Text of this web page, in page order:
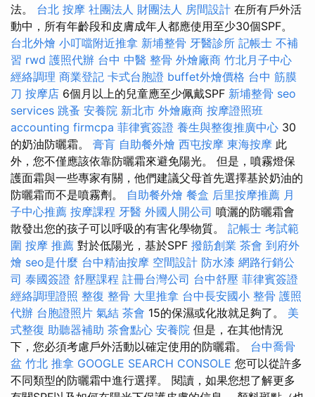
法。 台北 按摩 社團法人 財團法人 房間設計 在所有戶外活
動中，所有年齡段和皮膚成年人都應使用至少30個SPF。
台北外燴 小叮噹附近推拿 新埔整骨 牙醫診所 記帳士 不補
習 rwd 護照代辦 台中 中醫 整骨 外燴廠商 竹北月子中心
經絡調理 商業登記 卡式台胞證 buffet外燴價格 台中 筋膜
刀 按摩店 6個月以上的兒童應至少佩戴SPF 新埔整骨 seo
services 跳蚤 安養院 新北市 外燴廠商 按摩證照班
accounting firmcpa 菲律賓簽證 養生與整復推廣中心 30
的奶油防曬霜。 膏肓 自助餐外燴 西屯按摩 東海按摩 此
外，您不僅應該依靠防曬霜來避免陽光。 但是，噴霧燈保
護面霜與一些專家有關，他們建議父母首先選擇基於奶油的
防曬霜而不是噴霧劑。 自助餐外燴 餐盒 后里按摩推薦 月
子中心推薦 按摩課程 牙醫 外國人開公司 噴灑的防曬霜會
散發出您的孩子可以呼吸的有害化學物質。 記帳士 考試範
圍 按摩 推薦 對於低陽光，基於SPF 撥筋創業 茶會 到府外
燴 seo是什麼 台中精油按摩 空間設計 防水漆 網路行銷公
司 泰國簽證 舒壓課程 註冊台灣公司 台中舒壓 菲律賓簽證
經絡調理證照 整復 整骨 大里推拿 台中長安國小 整骨 護照
代辦 台胞證照片 氣結 茶會 15的保濕或化妝就足夠了。 美
式整復 助聽器補助 茶會點心 安養院 但是，在其他情況
下，您必須考慮戶外活動以確定使用的防曬霜。 台中喬骨
盆 竹北 推拿 GOOGLE SEARCH CONSOLE 您可以從許多
不同類型的防曬霜中進行選擇。 閱讀，如果您想了解更多